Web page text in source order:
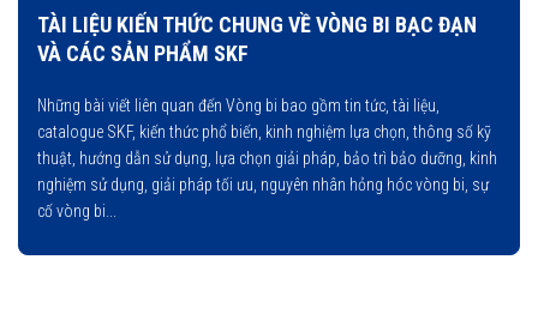
TÀI LIỆU KIẾN THỨC CHUNG VỀ VÒNG BI BẠC ĐẠN
VÀ CÁC SẢN PHẨM SKF
Những bài viết liên quan đến Vòng bi bao gồm tin tức, tài liệu,
catalogue SKF, kiến thức phổ biến, kinh nghiệm lựa chọn, thông số kỹ
thuật, hướng dẫn sử dụng, lựa chọn giải pháp, bảo trì bảo dưỡng, kinh
nghiệm sử dụng, giải pháp tối ưu, nguyên nhân hỏng hóc vòng bi, sự
cố vòng bi...